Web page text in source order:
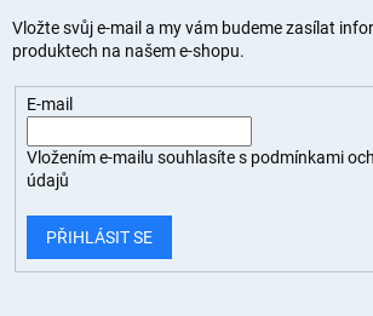
Vložte svůj e-mail a my vám budeme zasílat
produktech na našem e-shopu.
E-mail
Vložením e-mailu souhlasíte s podmínkami
údajů
PŘIHLÁSIT SE